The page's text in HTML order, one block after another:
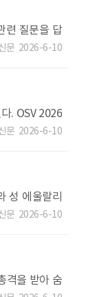
련 질문을 답
유도하거나
문 2026-6-10
. OSV 2026
문 2026-6-10
성 에울랄리
스페인 사목
문 2026-6-10
격을 받아 숨